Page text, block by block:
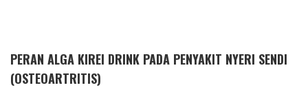
PERAN ALGA KIREI DRINK PADA PENYAKIT NYERI SENDI
(OSTEOARTRITIS)